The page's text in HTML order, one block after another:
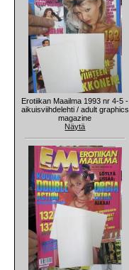
Erotiikan Maailma 1993 nr 4-5 -
aikuisviihdelehti / adult graphics
magazine
Näytä